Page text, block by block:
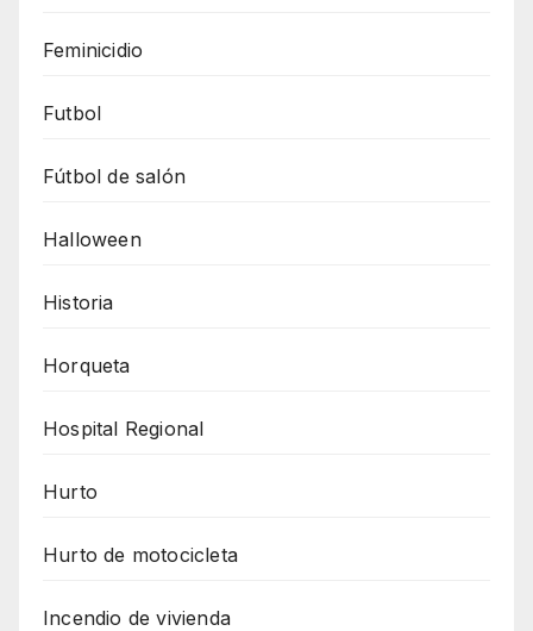
Feminicidio
Futbol
Fútbol de salón
Halloween
Historia
Horqueta
Hospital Regional
Hurto
Hurto de motocicleta
Incendio de vivienda